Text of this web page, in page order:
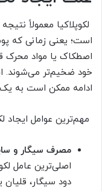
لکوپلاکیا معمولاً
است؛ یعنی زمانی که
اصطکاک یا مواد محرک
خود ضخیم‌تر می‌شوند.
ادامه ممکن است به یک
مهم‌ترین عوامل ایجاد
مصرف سیگار و
اصلی‌ترین عامل
دود سیگار،